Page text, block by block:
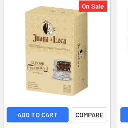
On Sale
ADD TO CART COMPARE